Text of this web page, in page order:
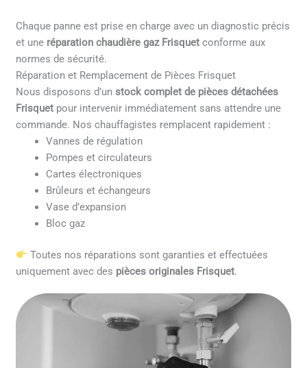
Chaque panne est prise en charge avec un diagnostic précis
et une réparation chaudière gaz Frisquet conforme aux
normes de sécurité.
Réparation et Remplacement de Pièces Frisquet
Nous disposons d’unstock complet de pièces détachées
Frisquet pour intervenir immédiatement sans attendre une
commande. Nos chauffagistes remplacent rapidement :
Vannes de régulation
Pompes et circulateurs
Cartes électroniques
Brûleurs et échangeurs
Vase d’expansion
Bloc gaz
Toutes nos réparations sont garanties et effectuées
uniquement avec des pièces originales Frisquet.